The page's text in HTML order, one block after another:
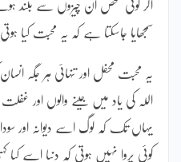
اگر کوئی شخص ان چیزوں سے بلند
سمجھایا جاسکتا ہے کہ یہ محبت کیا
یہ محبت محفل اور تنہائی ہر جگہ
اللہ کی یاد میں جینے والوں اور
یہاں تک کہ لوگ اسے دیوانہ اور
کوئی پروا نہیں ہوتی کہ دنیا اسے کیا